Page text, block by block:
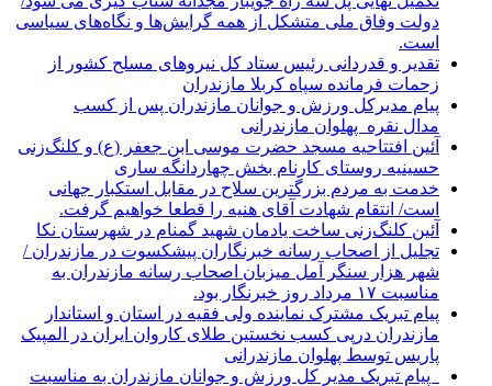
دولت وفاق ملی متشکل از همه گرایش‌ها و نگاه‌های سیاسی
است.
تقدیر و قدردانی رئیس ستاد کل نیرو‌های مسلح کشور از
زحمات فرمانده سپاه کربلا مازندران
پیام مدیرکل ورزش و جوانان مازندران پس از کسب
مدال نقره پهلوان مازندرانی
آئین افتتاحیه مسجد حضرت موسی ابن جعفر (ع) و کلنگ‌زنی
حسینیه روستای کارنام بخش چهاردانگه ساری
خدمت به مردم بزرگترین سلاح در مقابل استکبار جهانی
است/ انتقام شهادت آقای هنیه را قطعا خواهیم گرفت.
آئین کلنگ‌زنی ساخت یادمان شهید گمنام در شهرستان نکا
تجلیل از اصحاب رسانه خبرنگاران پیشکسوت در مازندران /
شهر هزار سنگر آمل میزبان اصحاب رسانه مازندران به
مناسبت ۱۷ مرداد روز خبرنگار بود.
پیام تبریک مشترک نماینده ولی فقیه در استان و استاندار
مازندران درپی کسب نخستین طلای کاروان ایران در المپیک
پاریس توسط پهلوان مازندرانی
‍ ‍ پیام تبریک مدیر کل ورزش و جوانان مازندران به مناسبت